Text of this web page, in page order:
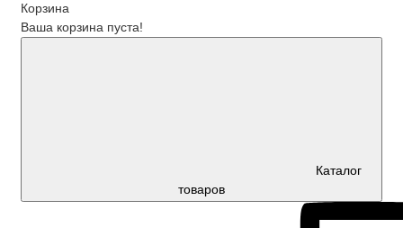
Корзина
Ваша корзина пуста!
Каталог
товаров